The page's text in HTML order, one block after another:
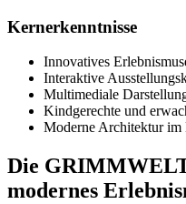
Kernerkenntnisse
Innovatives
Interaktive
Multimediale
Kindgerechte und
Moderne Architektur im
Die
modernes